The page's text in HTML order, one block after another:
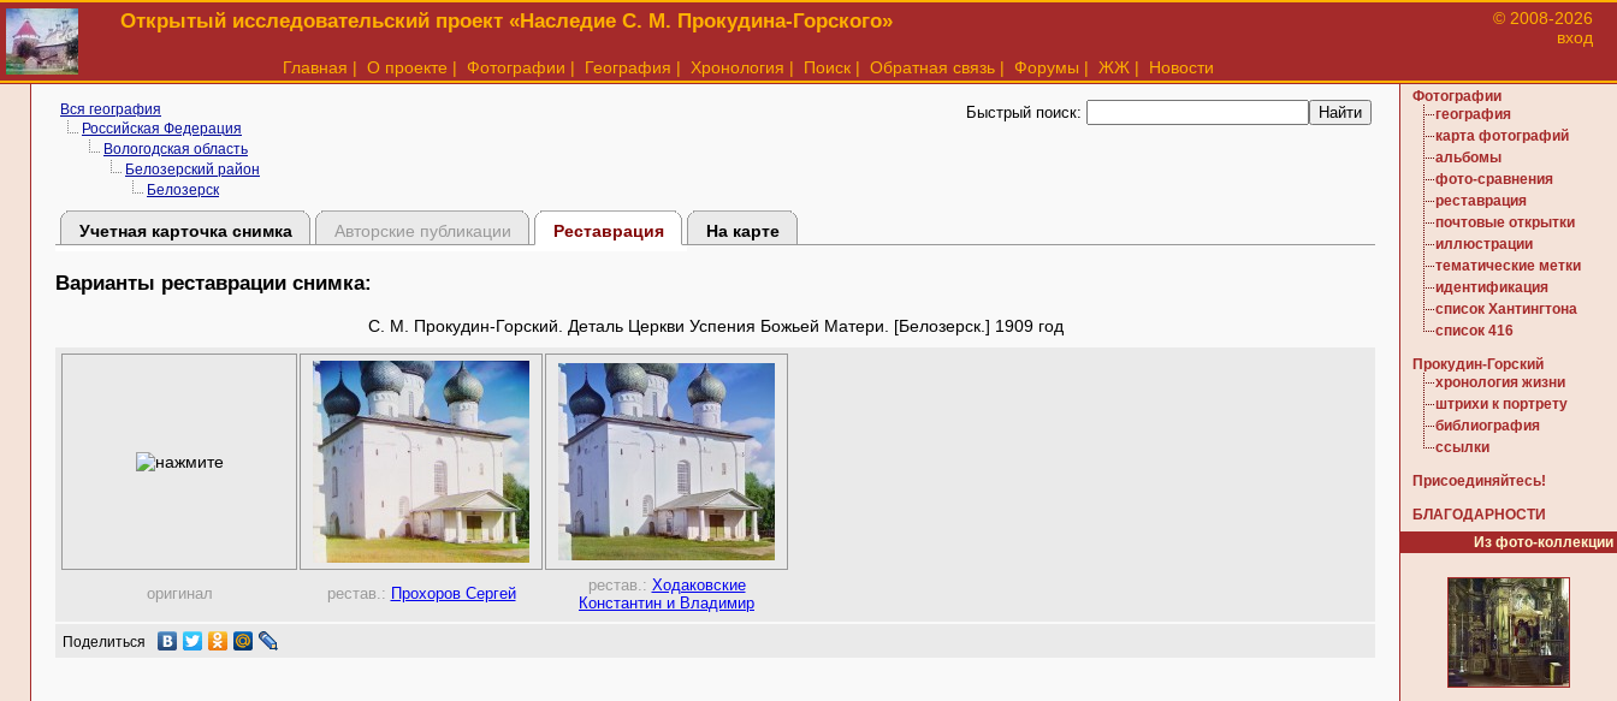
Открытый исследовательский проект «Наследие С. М. Прокудина-Горского»
© 2008-2026
вход
Главная | О проекте | Фотографии | География | Хронология | Поиск | Обратная связь | Форумы | ЖЖ | Новости
Вся география
Российская Федерация
Вологодская область
Белозерский район
Белозерск
Быстрый поиск:
Учетная карточка снимка Авторские публикации Реставрация На карте
Варианты реставрации снимка:
С. М. Прокудин-Горский. Деталь Церкви Успения Божьей Матери. [Белозерск.] 1909 год
оригинал рестав.: Прохоров Сергей рестав.: Ходаковские
Константин и Владимир
Поделиться
Фотографии
география
карта фотографий
альбомы
фото-сравнения
реставрация
почтовые открытки
иллюстрации
тематические метки
идентификация
список Хантингтона
список 416
Прокудин-Горский
хронология жизни
штрихи к портрету
библиография
ссылки
Присоединяйтесь!
БЛАГОДАРНОСТИ
Из фото-коллекции